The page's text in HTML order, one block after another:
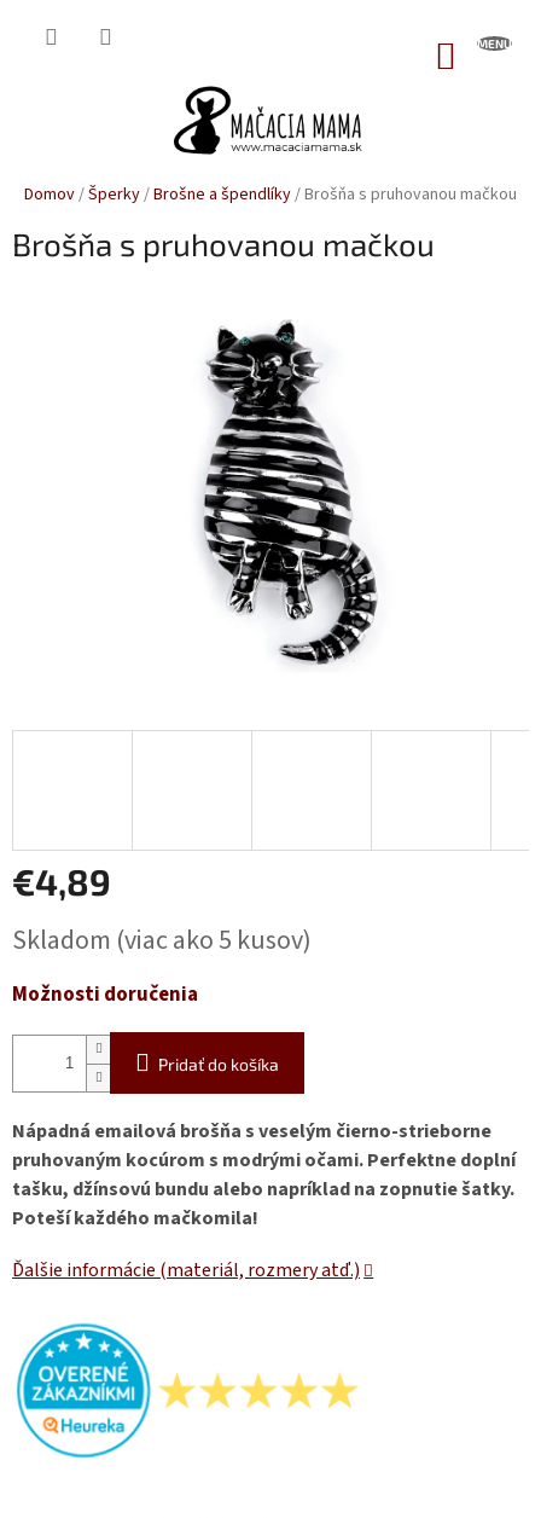
Domov/Šperky/Brošne a špendlíky/Brošňa s pruhovanou mačkou
Brošňa s pruhovanou mačkou
€4,89
cena:
Skladom (viac ako 5 kusov)
Možnosti doručenia
Pridať do košíka
Nápadná emailová brošňa s veselým čierno-strieborne
pruhovaným kocúrom s modrými očami. Perfektne doplní
tašku, džínsovú bundu alebo napríklad na zopnutie šatky.
Poteší každého mačkomila!
Ďalšie informácie (materiál, rozmery atď.)